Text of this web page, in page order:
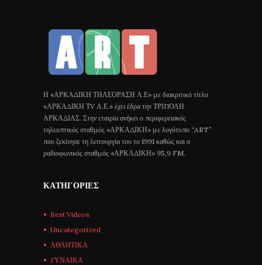
Η «ΑΡΚΑΔΙΚΗ ΤΗΛΕΟΡΑΣΗ Α.Ε» με διακριτικό τίτλο
«ΑΡΚΑΔΙΚΗ ΤV Α.Ε.» έχει έδρα την ΤΡΙΠΟΛΗ
ΑΡΚΑΔΙΑΣ. Στην εταιρία ανήκει ο περιφερειακός
τηλεοπτικός σταθμός «ΑΡΚΑΔΙΚΗ» με λογότυπο “ART”
που ξεκίνησε τη λειτουργία του το 1991 καθώς και ο
ραδιοφωνικός σταθμός «ΑΡΚΑΔΙΚΗ» 95,9 FM.
ΚΑΤΗΓΟΡΊΕΣ
Best Videos
Uncategorized
ΑΘΛΗΤΙΚΑ
ΓΥΝΑΙΚΑ